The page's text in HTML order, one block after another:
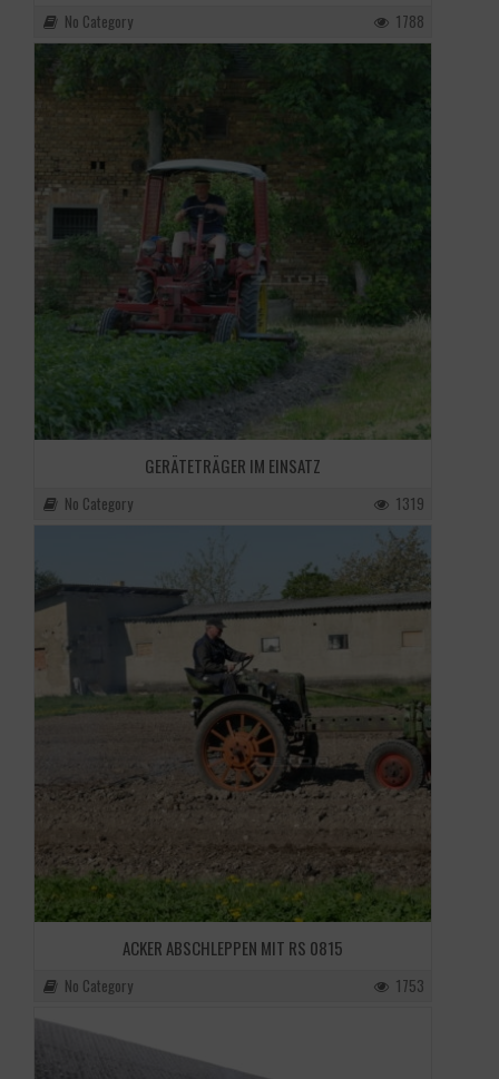
No Category 1788
GERÄTETRÄGER IM EINSATZ
No Category 1319
ACKER ABSCHLEPPEN MIT RS 0815
No Category 1753